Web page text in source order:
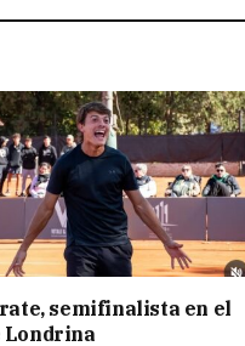
semifinalista en el
Londrina